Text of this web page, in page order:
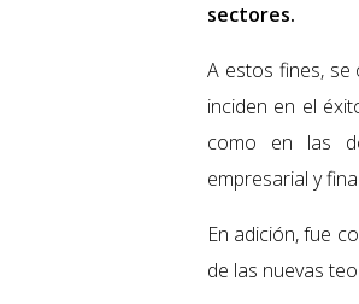
sectores.
A estos fines,
inciden en el
como en las
empresarial y
En adición, fue
de las nuevas